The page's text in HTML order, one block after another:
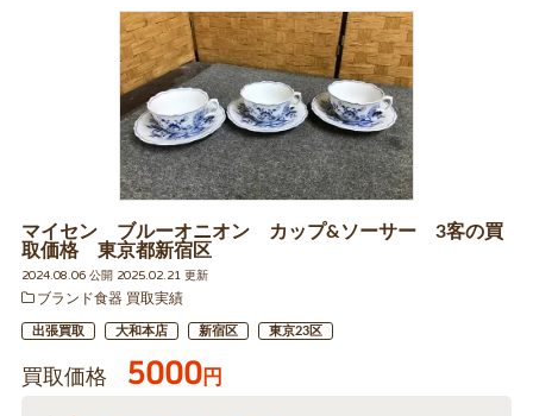
マイセン ブルーオニオン カップ&ソーサー 3客の買
取価格 東京都新宿区
2024.08.06 公開 2025.02.21 更新
ブランド食器 買取実績
出張買取 大和本店 新宿区 東京23区
買取価格 5000円